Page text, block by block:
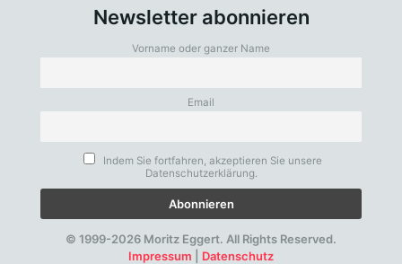
Newsletter abonnieren
Vorname oder ganzer Name
Email
Indem Sie fortfahren, akzeptieren Sie unsere
Datenschutzerklärung.
© 1999-2026 Moritz Eggert. All Rights Reserved.
Impressum
Datenschutz